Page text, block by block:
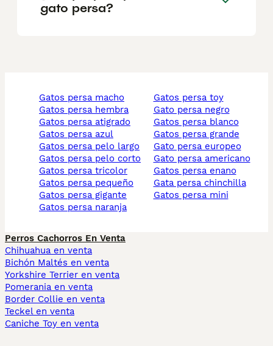
gato persa?
gatos persa macho
gatos persa hembra
gatos persa atigrado
gatos persa azul
gatos persa pelo largo
gatos persa pelo corto
gatos persa tricolor
gatos persa pequeño
gatos persa gigante
gatos persa naranja
gatos persa toy
gato persa negro
gatos persa blanco
gatos persa grande
gato persa europeo
gato persa americano
gatos persa enano
gata persa chinchilla
gatos persa mini
Perros Cachorros En Venta
Chihuahua en venta
Bichón Maltés en venta
Yorkshire Terrier en venta
Pomerania en venta
Border Collie en venta
Teckel en venta
Caniche Toy en venta